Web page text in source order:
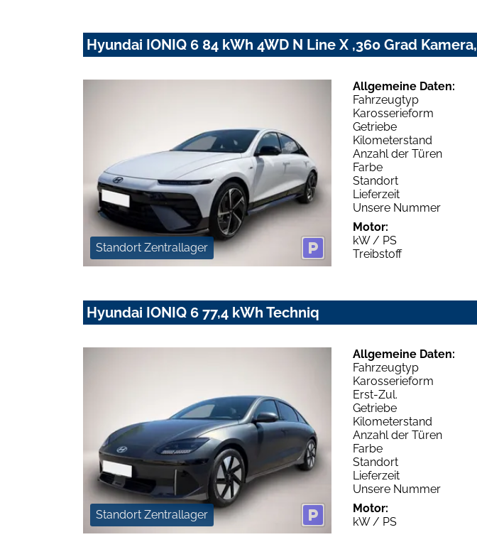
Hyundai IONIQ 6 84 kWh 4WD N Line X ,360 Grad Kamera,
Standort Zentrallager
Allgemeine Daten:
Fahrzeugtyp
Karosserieform
Getriebe
Kilometerstand
Anzahl der Türen
Farbe
Standort
Lieferzeit
Unsere Nummer
Motor:
kW / PS
Treibstoff
Hyundai IONIQ 6 77,4 kWh Techniq
Standort Zentrallager
Allgemeine Daten:
Fahrzeugtyp
Karosserieform
Erst-Zul.
Getriebe
Kilometerstand
Anzahl der Türen
Farbe
Standort
Lieferzeit
Unsere Nummer
Motor:
kW / PS